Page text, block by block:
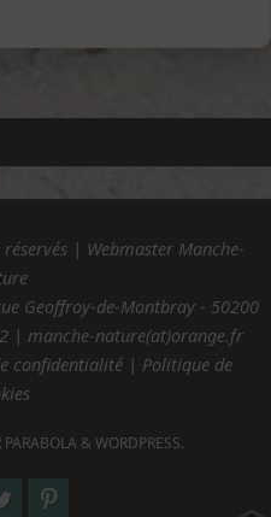
| Webmaster Manche-
Geoffroy-de-Montbray - 50200
| manche-nature(at)orange.fr
confidentialité| Politique de
PARABOLA & WORDPRESS.